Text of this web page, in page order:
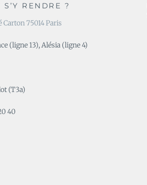
RENDRE ?
Carton 75014 Paris
(ligne 13), Alésia (ligne 4)
(T3a)
40